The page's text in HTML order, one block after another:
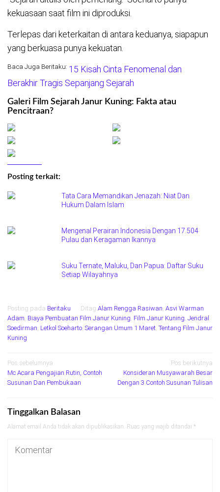
kekuasaan saat film ini diproduksi.
Terlepas dari keterkaitan di antara keduanya, siapapun
yang berkuasa punya kekuatan.
Baca Juga Beritaku: 15 Kisah Cinta Fenomenal dan
Berakhir Tragis Sepanjang Sejarah
Galeri Film Sejarah Janur Kuning: Fakta atau
Pencitraan?
Posting terkait:
Tata Cara Memandikan Jenazah: Niat Dan
Hukum Dalam Islam
Mengenal Perairan Indonesia Dengan 17.504
Pulau dan Keragaman Ikannya
Suku Ternate, Maluku, Dan Papua: Daftar Suku
Setiap Wilayahnya
Posting pada Beritaku Ditag Alam Rengga Rasiwan, Asvi Warman
Adam, Biaya Pembuatan Film Janur Kuning, Film Janur Kuning, Jendral
Soedirman, Letkol Soeharto, Serangan Umum 1 Maret, Tentang Film Janur
Kuning
Navigasi
pos
Pos sebelumnya
Mc Acara Pengajian Rutin, Contoh
Susunan Dan Pembukaan
Pos berikutnya
Konsideran Musyawarah Besar
Dengan 3 Contoh Susunan Tulisan
Tinggalkan Balasan
Alamat email Anda tidak akan dipublikasikan. Ruas yang wajib ditandai *